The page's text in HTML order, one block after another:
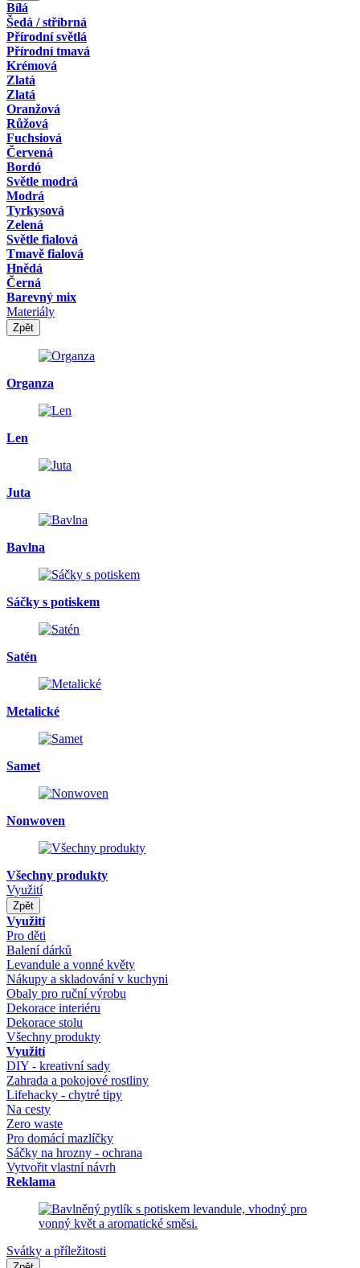
Bílá
Šedá / stříbrná
Přírodní světlá
Přírodní tmavá
Krémová
Zlatá
Zlatá
Oranžová
Růžová
Fuchsiová
Červená
Bordó
Světle modrá
Modrá
Tyrkysová
Zelená
Světle fialová
Tmavě fialová
Hnědá
Černá
Barevný mix
Materiály
Zpět
Organza
Len
Juta
Bavlna
Sáčky s potiskem
Satén
Metalické
Samet
Nonwoven
Všechny produkty
Využití
Zpět
Využití
Pro děti
Balení dárků
Levandule a vonné květy
Nákupy a skladování v kuchyni
Obaly pro ruční výrobu
Dekorace interiéru
Dekorace stolu
Všechny produkty
Využití
DIY - kreativní sady
Zahrada a pokojové rostliny
Lifehacky - chytré tipy
Na cesty
Zero waste
Pro domácí mazlíčky
Sáčky na hrozny - ochrana
Vytvořit vlastní návrh
Reklama
Svátky a příležitosti